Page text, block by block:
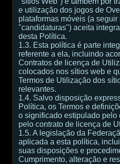
e utilização dos jogos de
plataformas móveis (a
"candidaturas") aceita
desta Política.
1.3. Esta política é parte
referente a ela, incluindo
Contratos de licença de
colocados nos sítios web e
Termos de Utilização dos
relevantes.
1.4. Salvo disposição
Política, os Termos e
o significado estipulado pelo
pelo contrato de licença de
1.5. A legislação da
aplicada a esta política,
suas disposições e
Cumprimento, alteração e